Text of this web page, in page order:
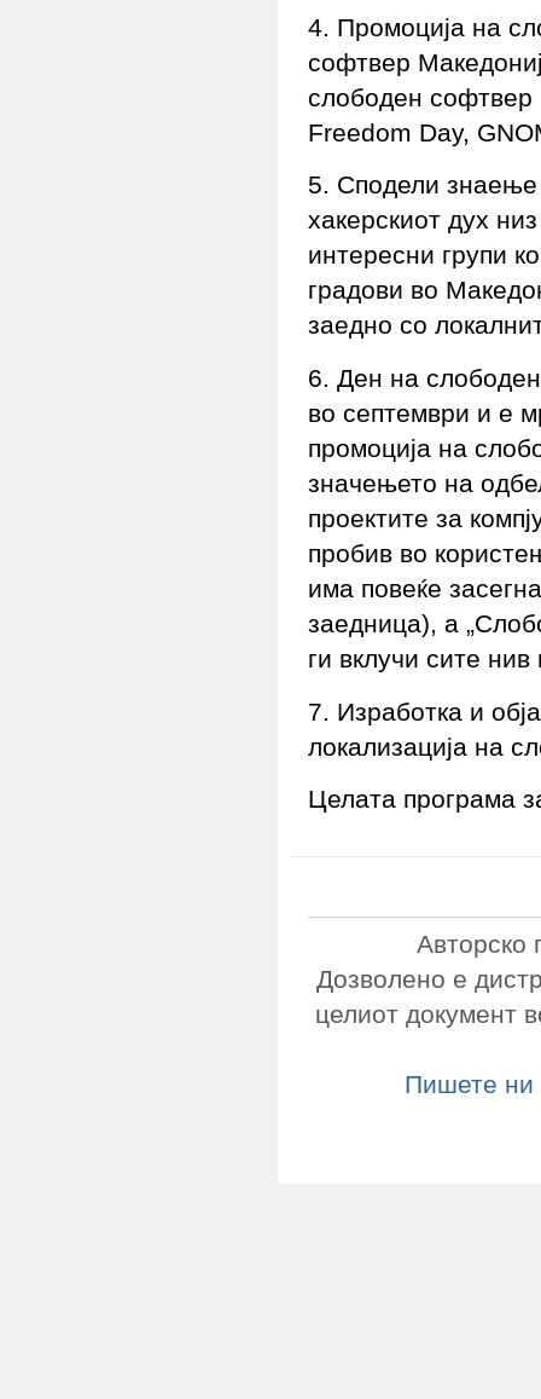
4. Промоција на
софтвер
слободен софтвер
Freedom Day,
5. Сподели
хакерскиот дух
интересни групи
градови во
заедно со
6. Ден на
во септември и е
промоција на
значењето на
проектите за
пробив во
има повеќе
заедница), а
ги вклучи сите нив
7. Изработка и
локализација на
Целата програма
Авторско
Дозволено е
целиот документ
Пишете ни